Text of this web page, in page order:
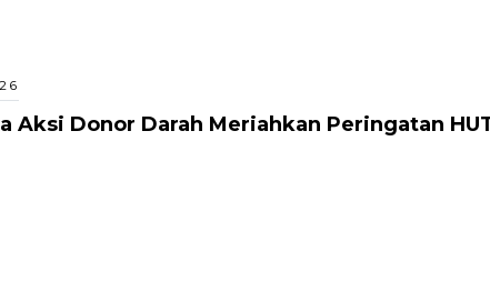
Aksi Donor Darah Meriahkan Peringatan